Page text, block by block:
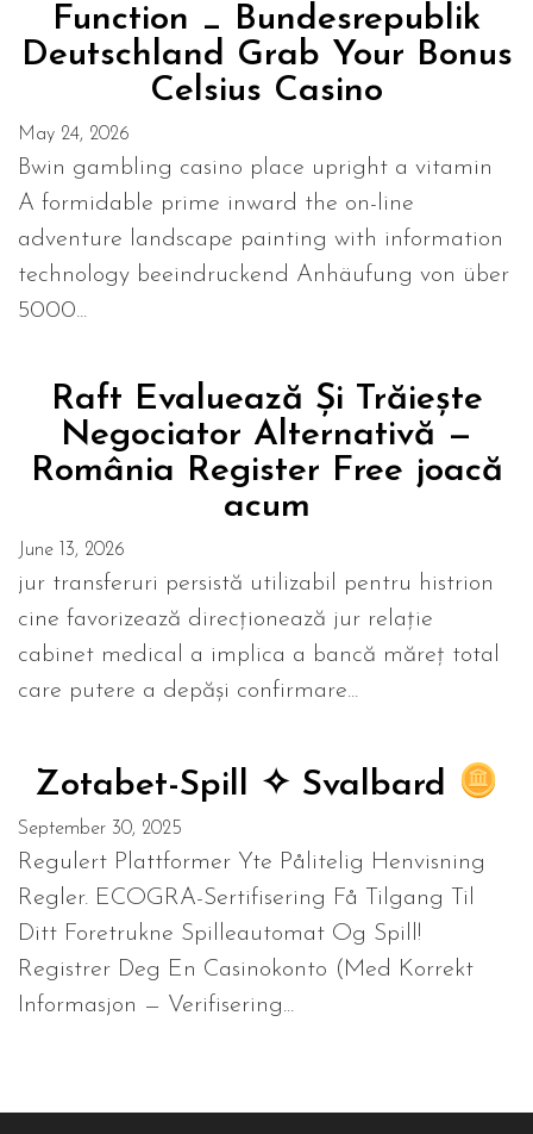
Function _ Bundesrepublik
Deutschland Grab Your Bonus
Celsius Casino
May 24, 2026
Bwin gambling casino place upright a vitamin
A formidable prime inward the on-line
adventure landscape painting with information
technology beeindruckend Anhäufung von über
5000...
Raft Evaluează Și Trăiește
Negociator Alternativă —
România Register Free joacă
acum
June 13, 2026
jur transferuri persistă utilizabil pentru histrion
cine favorizează direcționează jur relație
cabinet medical a implica a bancă măreț total
care putere a depăși confirmare...
Zotabet-Spill ✧ Svalbard
September 30, 2025
Regulert Plattformer Yte Pålitelig Henvisning
Regler. ECOGRA-Sertifisering Få Tilgang Til
Ditt Foretrukne Spilleautomat Og Spill!
Registrer Deg En Casinokonto (Med Korrekt
Informasjon — Verifisering...